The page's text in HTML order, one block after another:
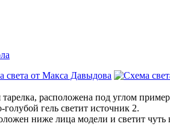
расположена под углом
гель светит источник 2.
ниже лица модели и светит